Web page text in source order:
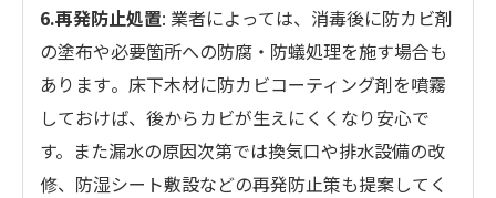
6.再発防止処置: 業者によっては、消毒後に防カビ剤
の塗布や必要箇所への防腐・防蟻処理を施す場合も
あります​。床下木材に防カビコーティング剤を噴霧
しておけば、後からカビが生えにくくなり安心で
す。また漏水の原因次第では換気口や排水設備の改
修、防湿シート敷設などの再発防止策も提案してく